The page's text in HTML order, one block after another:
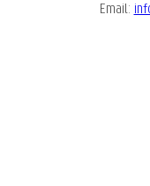
Email: